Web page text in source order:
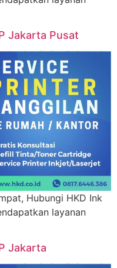
Jakarta Pusat
Hubungi HKD Ink
layanan
Jakarta